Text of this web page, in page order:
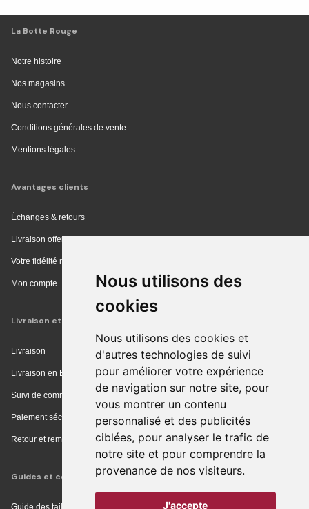
Nous utilisons des
cookies
Nous utilisons des cookies et
d'autres technologies de suivi
pour améliorer votre expérience
de navigation sur notre site, pour
vous montrer un contenu
personnalisé et des publicités
ciblées, pour analyser le trafic de
notre site et pour comprendre la
provenance de nos visiteurs.
J'accepte
La Botte Rouge
Notre histoire
Nos magasins
Nous contacter
Conditions générales de vente
Mentions légales
Avantages clients
Échanges & retours
Livraison offerte en magasin
Votre fidélité récompensée
Mon compte
Livraison et achat
Livraison
Livraison en Europe
Suivi de commande
Paiement sécurisé
Retour et remboursement
Guides et conseils
Guide des tailles